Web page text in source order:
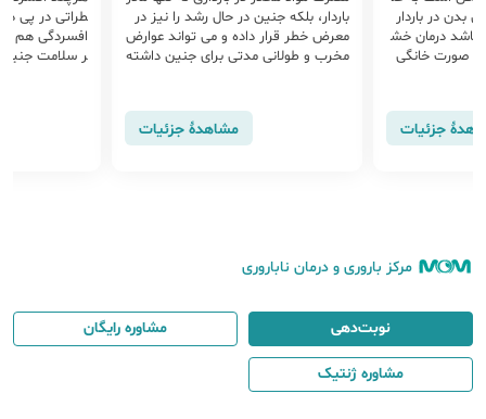
بدن در باردار
باشد درمان خش
صورت خانگی
جزئیات
باردار، بلکه جنین در حال رشد را نیز در
معرض خطر قرار داده و می تواند عوارض
مخرب و طولانی مدتی برای جنین داشته
مشاهدهٔ جزئیات
طراتی در پی
افسردگی هم
ر سلامت جنین
مرکز باروری و درمان ناباروری
نوبت‌دهی مشاوره رایگان
مشاوره ژنتیک